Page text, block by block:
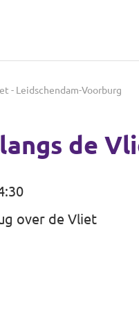
communities
- Leidschendam-Voorburg
de
over de Vliet